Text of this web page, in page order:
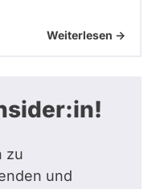
Weiterlesen ->
zu
und